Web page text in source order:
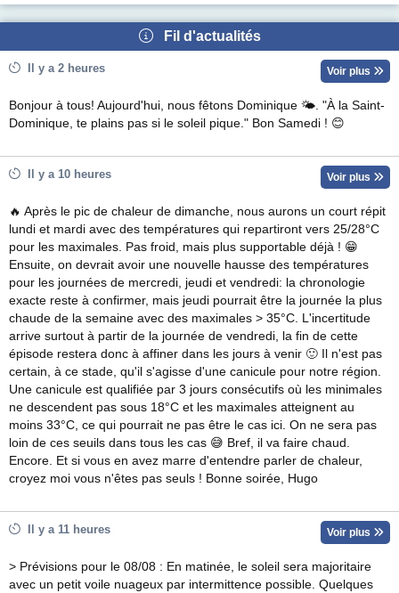
Fil d'actualités
Il y a 2 heures Voir plus
Bonjour à tous! Aujourd'hui, nous fêtons Dominique 🌤. "À la Saint-
Dominique, te plains pas si le soleil pique." Bon Samedi ! 😊
Il y a 10 heures Voir plus
🔥 Après le pic de chaleur de dimanche, nous aurons un court répit
lundi et mardi avec des températures qui repartiront vers 25/28°C
pour les maximales. Pas froid, mais plus supportable déjà ! 😁
Ensuite, on devrait avoir une nouvelle hausse des températures
pour les journées de mercredi, jeudi et vendredi: la chronologie
exacte reste à confirmer, mais jeudi pourrait être la journée la plus
chaude de la semaine avec des maximales > 35°C. L'incertitude
arrive surtout à partir de la journée de vendredi, la fin de cette
épisode restera donc à affiner dans les jours à venir 🙂 Il n'est pas
certain, à ce stade, qu'il s'agisse d'une canicule pour notre région.
Une canicule est qualifiée par 3 jours consécutifs où les minimales
ne descendent pas sous 18°C et les maximales atteignent au
moins 33°C, ce qui pourrait ne pas être le cas ici. On ne sera pas
loin de ces seuils dans tous les cas 😅 Bref, il va faire chaud.
Encore. Et si vous en avez marre d'entendre parler de chaleur,
croyez moi vous n'êtes pas seuls ! Bonne soirée, Hugo
Il y a 11 heures Voir plus
> Prévisions pour le 08/08 : En matinée, le soleil sera majoritaire
avec un petit voile nuageux par intermittence possible. Quelques